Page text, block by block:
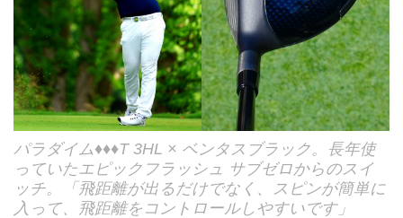
パラダイム♦♦♦T 3HL × ベンタスブラック。長年使
っていたエピックフラッシュ サブゼロからのスイ
ッチ。「飛距離が出るだけでなく、スピンが簡単に
入って、飛距離をコントロールしやすいです」